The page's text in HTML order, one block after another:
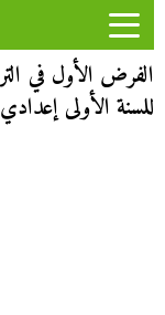
للسنة الأولى إعدادي